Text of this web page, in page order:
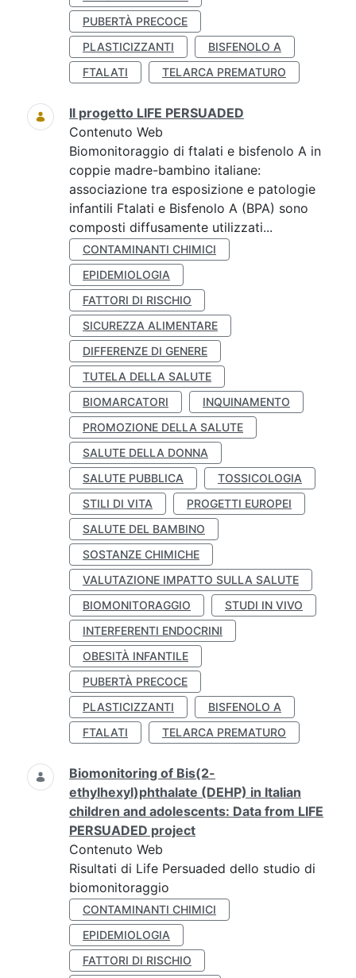
PUBERTÀ PRECOCE
PLASTICIZZANTI
BISFENOLO A
FTALATI
TELARCA PREMATURO
Il progetto LIFE PERSUADED
Contenuto Web
Biomonitoraggio di ftalati e bisfenolo A in
coppie madre-bambino italiane:
associazione tra esposizione e patologie
infantili Ftalati e Bisfenolo A (BPA) sono
composti diffusamente utilizzati...
CONTAMINANTI CHIMICI
EPIDEMIOLOGIA
FATTORI DI RISCHIO
SICUREZZA ALIMENTARE
DIFFERENZE DI GENERE
TUTELA DELLA SALUTE
BIOMARCATORI
INQUINAMENTO
PROMOZIONE DELLA SALUTE
SALUTE DELLA DONNA
SALUTE PUBBLICA
TOSSICOLOGIA
STILI DI VITA
PROGETTI EUROPEI
SALUTE DEL BAMBINO
SOSTANZE CHIMICHE
VALUTAZIONE IMPATTO SULLA SALUTE
BIOMONITORAGGIO
STUDI IN VIVO
INTERFERENTI ENDOCRINI
OBESITÀ INFANTILE
PUBERTÀ PRECOCE
PLASTICIZZANTI
BISFENOLO A
FTALATI
TELARCA PREMATURO
Biomonitoring of Bis(2-
ethylhexyl)phthalate (DEHP) in Italian
children and adolescents: Data from LIFE
PERSUADED project
Contenuto Web
Risultati di Life Persuaded dello studio di
biomonitoraggio
CONTAMINANTI CHIMICI
EPIDEMIOLOGIA
FATTORI DI RISCHIO